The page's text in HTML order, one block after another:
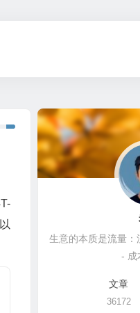
生意的本质是流量：
- 成
文章
36172